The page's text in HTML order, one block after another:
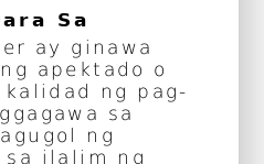
Sa
ay ginawa
apektado o
ng pag-
sa
ng
sa ilalim ng